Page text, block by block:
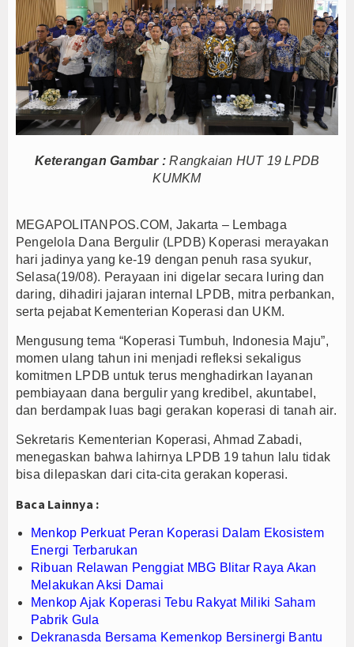
Anto Febrianto Tantang Pemuda Majalengka :
Interupsi PDIP Warnai Paripurna APBD
Bupati Majalengka Beberkan Hasil Paripurna
APBD Majalengka 2026 Naik Jadi Rp 3,14 Triliun,
Persib Gagal Juara, Ateng Sutisna Ajak
Bupati Majalengka Ajak Ribuan Bobotoh Doakan
Menteri UMKM Dorong APPI Perkuat Pasar
Bupati Barito Utara Hadiri Rakor Pemerintahan
Anto Febrianto Tantang Pemuda Majalengka :
Interupsi PDIP Warnai Paripurna APBD
Bupati Majalengka Beberkan Hasil Paripurna
APBD Majalengka 2026 Naik Jadi Rp 3,14 Triliun,
Persib Gagal Juara, Ateng Sutisna Ajak
Menteri UMKM Dorong APPI Perkuat Pasar
Keterangan Gambar : Rangkaian HUT 19 LPDB
KUMKM
MEGAPOLITANPOS.COM, Jakarta – Lembaga
Pengelola Dana Bergulir (LPDB) Koperasi merayakan
hari jadinya yang ke-19 dengan penuh rasa syukur,
Selasa(19/08). Perayaan ini digelar secara luring dan
daring, dihadiri jajaran internal LPDB, mitra perbankan,
serta pejabat Kementerian Koperasi dan UKM.
Mengusung tema “Koperasi Tumbuh, Indonesia Maju”,
momen ulang tahun ini menjadi refleksi sekaligus
komitmen LPDB untuk terus menghadirkan layanan
pembiayaan dana bergulir yang kredibel, akuntabel,
dan berdampak luas bagi gerakan koperasi di tanah air.
Sekretaris Kementerian Koperasi, Ahmad Zabadi,
menegaskan bahwa lahirnya LPDB 19 tahun lalu tidak
bisa dilepaskan dari cita-cita gerakan koperasi.
Baca Lainnya :
Menkop Perkuat Peran Koperasi Dalam Ekosistem
Energi Terbarukan
Ribuan Relawan Penggiat MBG Blitar Raya Akan
Melakukan Aksi Damai
Menkop Ajak Koperasi Tebu Rakyat Miliki Saham
Pabrik Gula
Dekranasda Bersama Kemenkop Bersinergi Bantu